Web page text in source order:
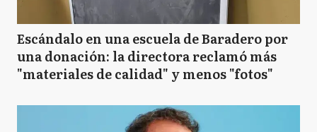
Escándalo en una escuela de Baradero por
una donación: la directora reclamó más
"materiales de calidad" y menos "fotos"